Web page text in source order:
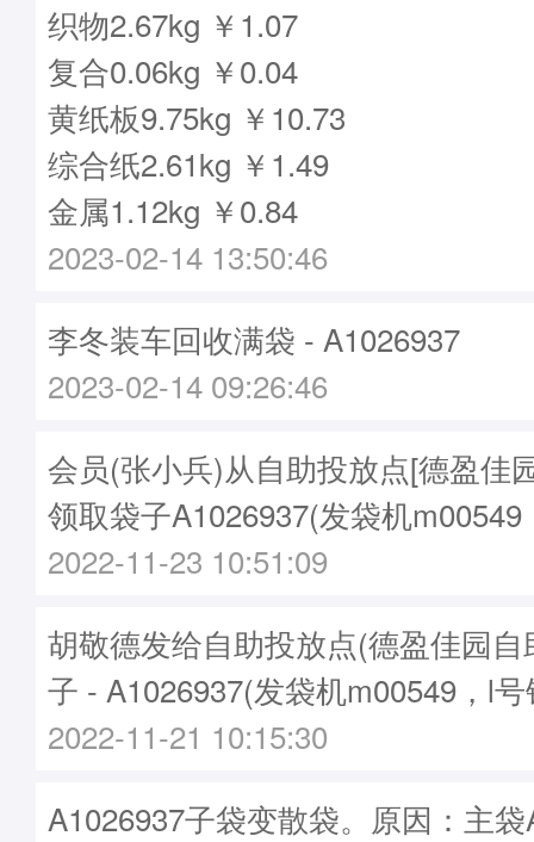
织物2.67kg ￥1.07
复合0.06kg ￥0.04
黄纸板9.75kg ￥10.73
综合纸2.61kg ￥1.49
金属1.12kg ￥0.84
2023-02-14 13:50:46
李冬装车回收满袋 - A1026937
2023-02-14 09:26:46
会员(张小兵)从自助投放点[德盈佳
领取袋子A1026937(发袋机
2022-11-23 10:51:09
胡敬德发给自助投放点(德盈佳园
子 - A1026937(发袋机m00549，l
2022-11-21 10:15:30
A1026937子袋变散袋。原因：主